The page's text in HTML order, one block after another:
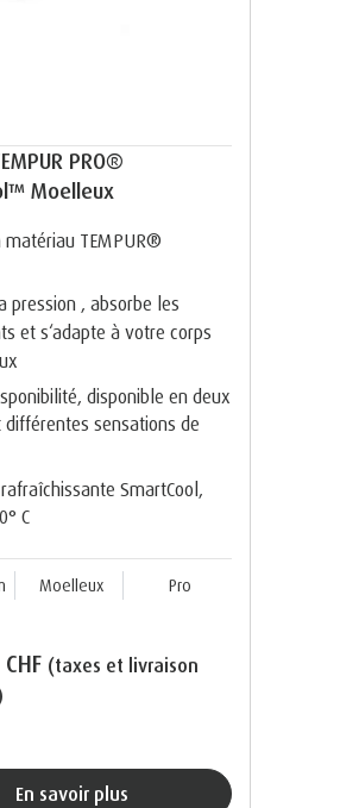
PRO®
Moelleux
matériau TEMPUR®
pression , absorbe les
et s‘adapte à votre corps
disponible en deux
différentes sensations de
SmartCool,
C
Moelleux Pro
(taxes et livraison
En savoir plus